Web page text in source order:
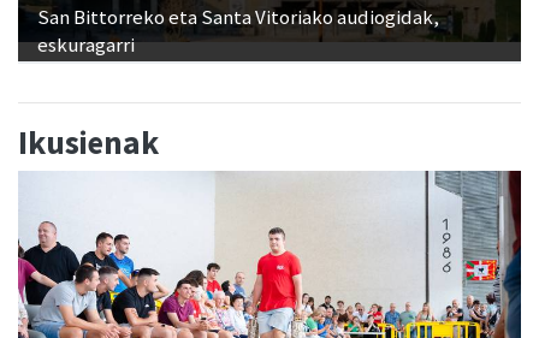
San Bittorreko eta Santa Vitoriako audiogidak,
eskuragarri
Ikusienak